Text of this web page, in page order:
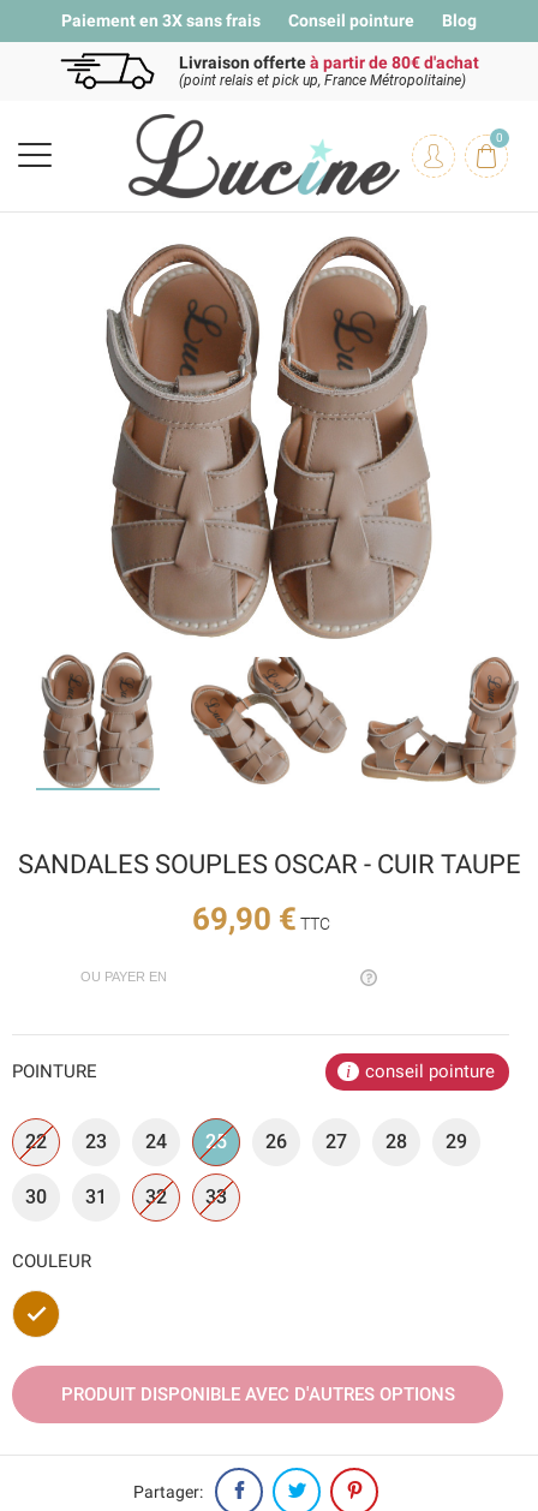
Paiement en 3X sans frais Conseil pointure Blog
Livraison offerteà partir de 80€ d'achat
(point relais et pick up, France Métropolitaine)
0
SANDALES SOUPLES OSCAR - CUIR TAUPE
69,90 € TTC
OU PAYER EN
POINTURE conseil pointure
22 23 24 25 26 27 28 29
30 31 32 33
COULEUR
Marron
PRODUIT DISPONIBLE AVEC D'AUTRES OPTIONS
Partager: